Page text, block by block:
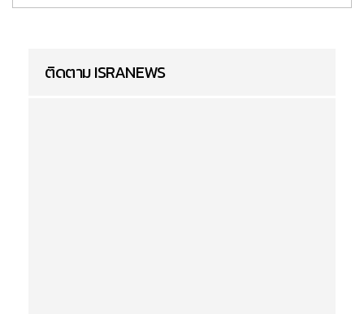
ติดตาม ISRANEWS